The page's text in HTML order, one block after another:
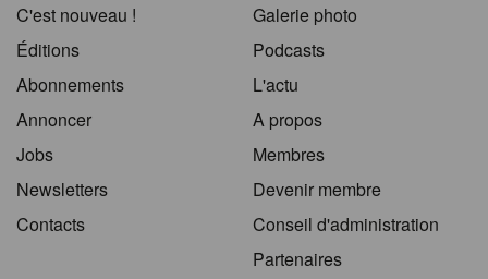
C'est nouveau !
Éditions
Abonnements
Annoncer
Jobs
Newsletters
Contacts
Galerie photo
Podcasts
L'actu
A propos
Membres
Devenir membre
Conseil d'administration
Partenaires